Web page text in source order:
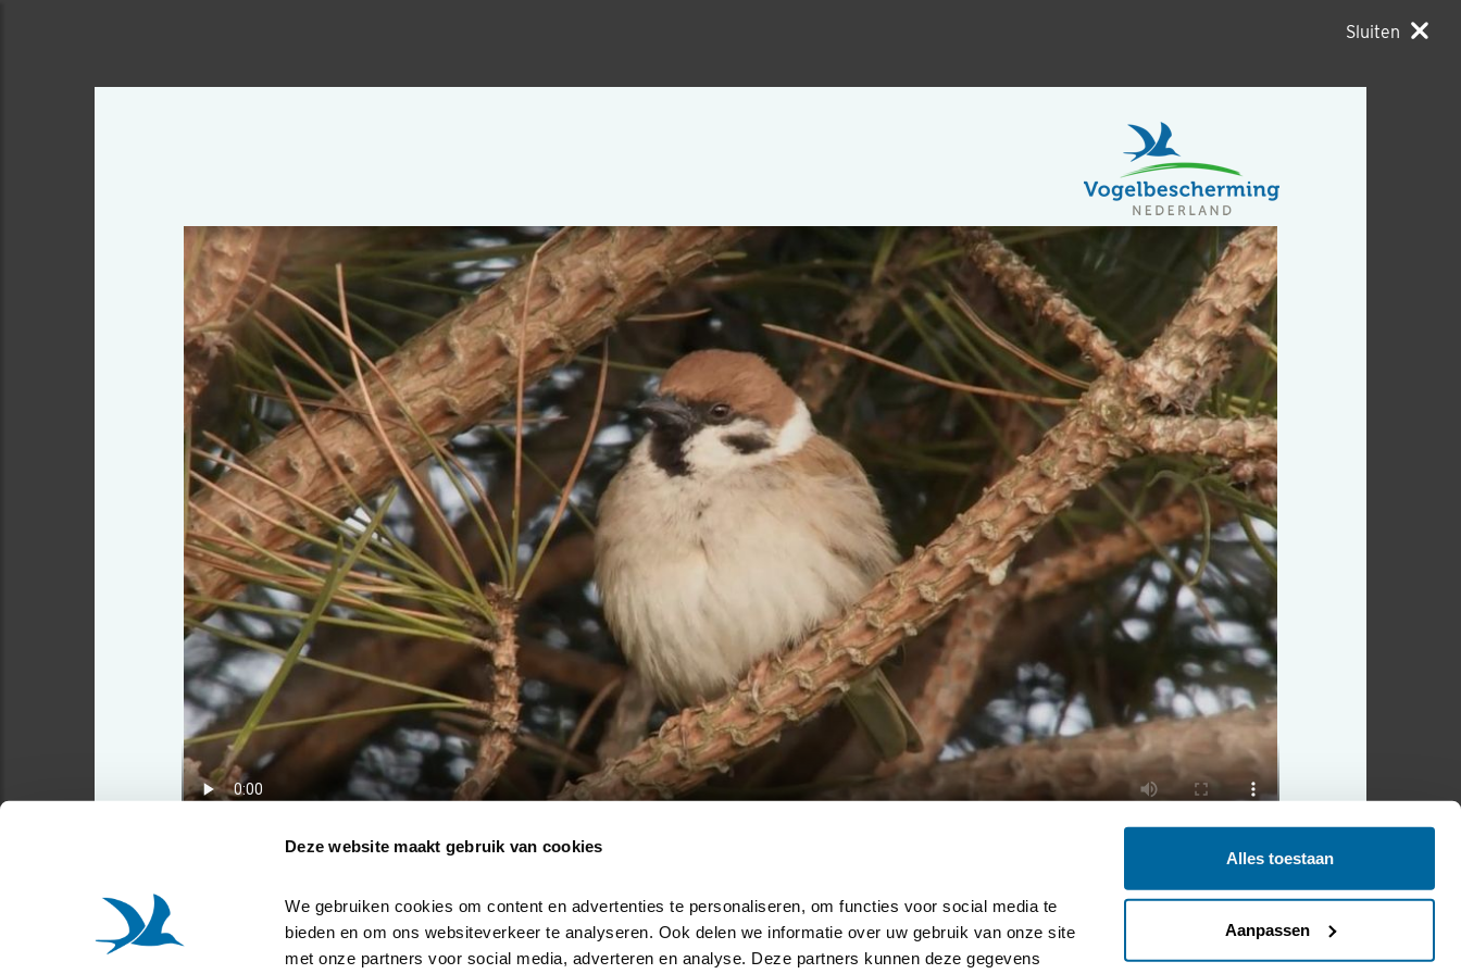
Deze website maakt gebruik van cookies
We gebruiken cookies om content en advertenties te personaliseren, om functies voor social media te
bieden en om ons websiteverkeer te analyseren. Ook delen we informatie over uw gebruik van onze site
met onze partners voor social media, adverteren en analyse. Deze partners kunnen deze gegevens
Alles toestaan
Aanpassen
Sluiten